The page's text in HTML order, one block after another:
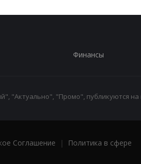
Финансы
"Актуально", "Промо", публикуются на
Соглашение |
Политика в сфере